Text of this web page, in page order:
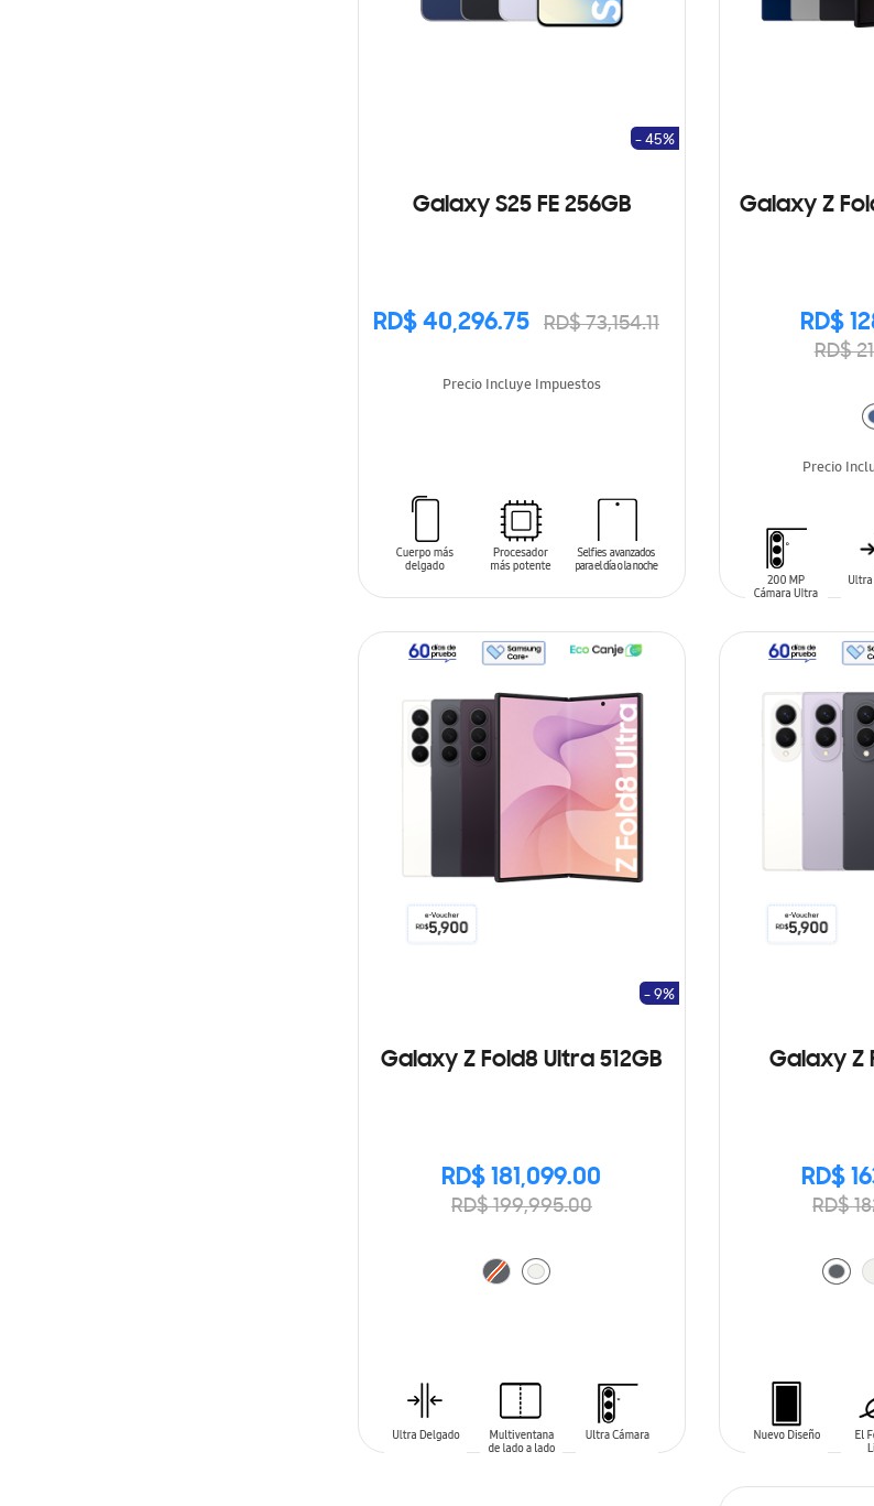
Galaxy S25 FE 256GB
RD$ 40,296.75 RD$ 73,154.11
- 45%
Precio Incluye Impuestos
DISPONIBLE
Galaxy Z
RD$
RD$
Precio
AÑADIR AL
Galaxy Z Fold8 Ultra 512GB
RD$ 181,099.00
RD$ 199,995.00
- 9%
Galaxy Z
RD$
RD$